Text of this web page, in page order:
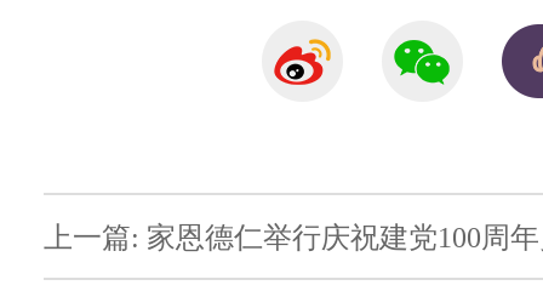
上一篇: 家恩德仁举行庆祝建党100周